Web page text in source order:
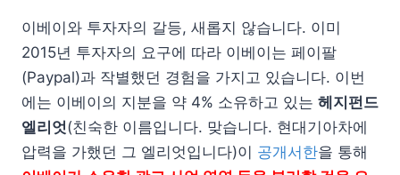
이베이와 투자자의 갈등, 새롭지 않습니다. 이미
2015년 투자자의 요구에 따라 이베이는 페이팔
(Paypal)과 작별했던 경험을 가지고 있습니다. 이번
에는 이베이의 지분을 약 4% 소유하고 있는 헤지펀드
엘리엇(친숙한 이름입니다. 맞습니다. 현대기아차에
압력을 가했던 그 엘리엇입니다)이 공개서한을 통해